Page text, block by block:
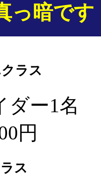
っ暗です
ラス
ダー1名
円
ス